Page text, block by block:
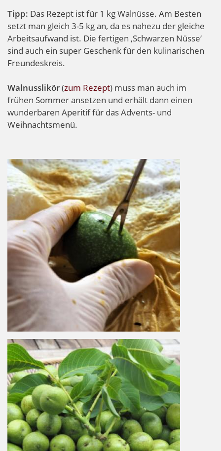
Tipp: Das Rezept ist für 1 kg Walnüsse. Am Besten
setzt man gleich 3-5 kg an, da es nahezu der gleiche
Arbeitsaufwand ist. Die fertigen ‚Schwarzen Nüsse‘
sind auch ein super Geschenk für den kulinarischen
Freundeskreis.
Walnusslikör(zum Rezept) muss man auch im
frühen Sommer ansetzen und erhält dann einen
wunderbaren Aperitif für das Advents- und
Weihnachtsmenü.